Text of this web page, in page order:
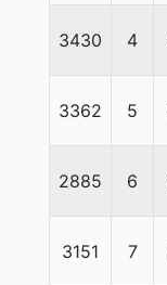
3430 4
3362 5
2885 6
3151 7